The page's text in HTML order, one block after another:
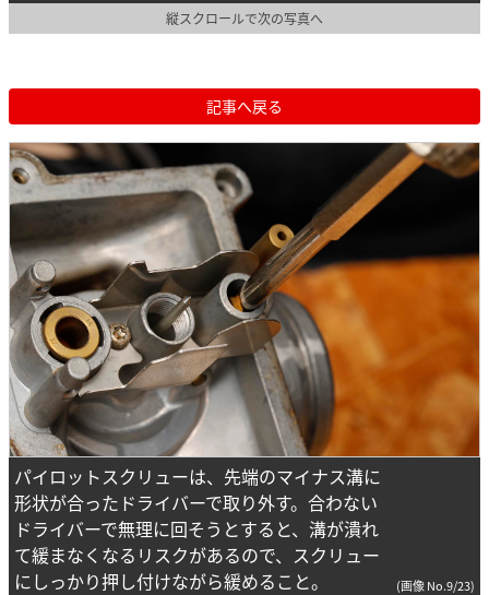
縦スクロールで次の写真へ
記事へ戻る
パイロットスクリューは、先端のマイナス溝に
形状が合ったドライバーで取り外す。合わない
ドライバーで無理に回そうとすると、溝が潰れ
て緩まなくなるリスクがあるので、スクリュー
にしっかり押し付けながら緩めること。
(画像 No.9/23)